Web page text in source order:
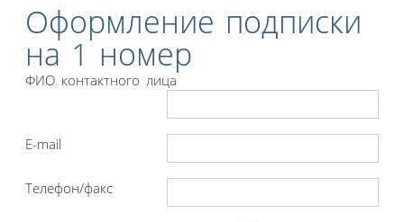
Оформление подписки
на 1 номер
ФИО контактного лица
E-mail
Телефон/факс